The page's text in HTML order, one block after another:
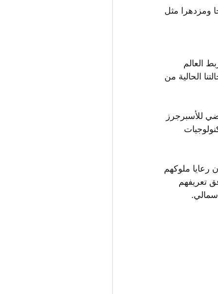
ومزدهرا مثل
العالم
الحالية من
للأسبرجرز
رعايا ملوكهم
تعريفهم